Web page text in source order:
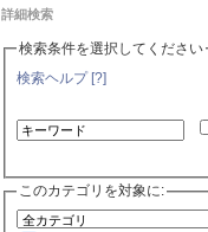
詳細検索
検索条件を選択してください
検索ヘルプ [?]
このカテゴリを対象に: